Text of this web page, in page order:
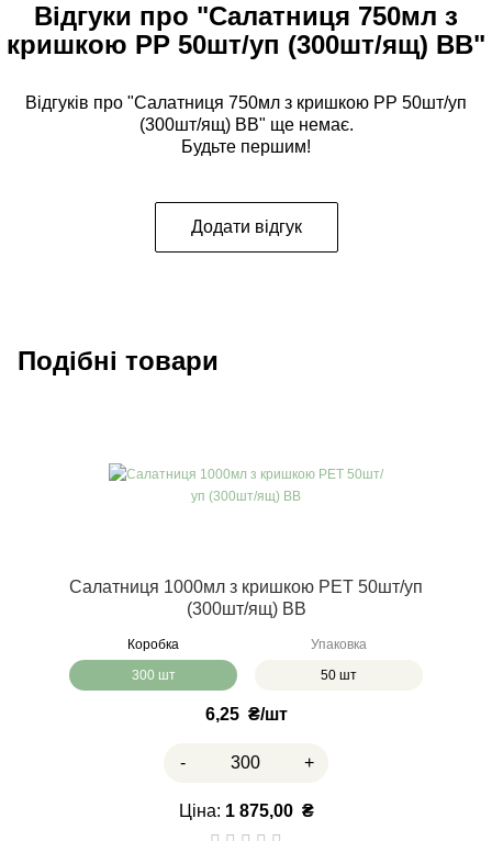
Відгуки про "Салатниця 750мл з
кришкою PP 50шт/уп (300шт/ящ) ВВ"
Відгуків про "Салатниця 750мл з кришкою PP 50шт/уп
(300шт/ящ) ВВ" ще немає.
Будьте першим!
Додати відгук
Подібні товари
Салатниця 1000мл з кришкою РЕТ 50шт/уп
(300шт/ящ) ВВ
Коробка
300 шт
Упаковка
50 шт
6,25 ₴
- +
Ціна: 1 875,00 ₴